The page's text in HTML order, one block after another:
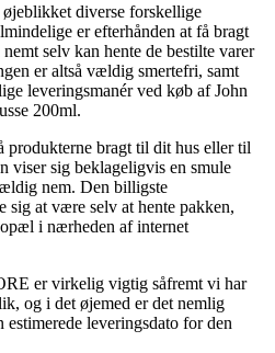
diverse forskellige
er efterhånden at få bragt
selv kan hente de bestilte varer
er altså vældig smertefri, samt
leveringsmanér ved køb af John
200ml.
produkterne bragt til dit hus eller til
viser sig beklageligvis en smule
nem. Den billigste
at være selv at hente pakken,
i nærheden af internet
er virkelig vigtig såfremt vi har
og i det øjemed er det nemlig
estimerede leveringsdato for den